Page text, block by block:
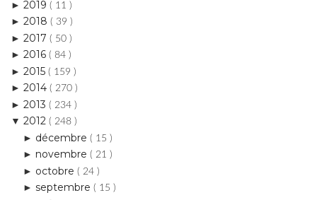
► 2016 ( 84 )
► 2015 ( 159 )
► 2014 ( 270 )
► 2013 ( 234 )
▼ 2012( 248 )
►décembre
►novembre
►octobre
► septembre ( 15 )
► août( 16 )
► juillet( 20 )
▼ juin( 24 )